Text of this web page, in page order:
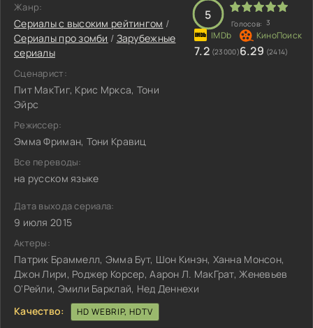
Жанр:
Сериалы с высоким рейтингом /
Сериалы про зомби / Зарубежные
сериалы
Сценарист:
Пит МакТиг, Крис Мркса, Тони
Эйрс
Режиссер:
Эмма Фриман, Тони Кравиц
Все переводы:
на русском языке
5
Голосов: 3
7.2 (23000)6.29 (2414)
Дата выхода сериала:
9 июля 2015
Актеры:
Патрик Браммелл, Эмма Бут, Шон Кинэн, Ханна Монсон,
Джон Лири, Роджер Корсер, Аарон Л. МакГрат, Женевьев
О'Рейли, Эмили Барклай, Нед Деннехи
Качество:
HD WEBRIP, HDTV